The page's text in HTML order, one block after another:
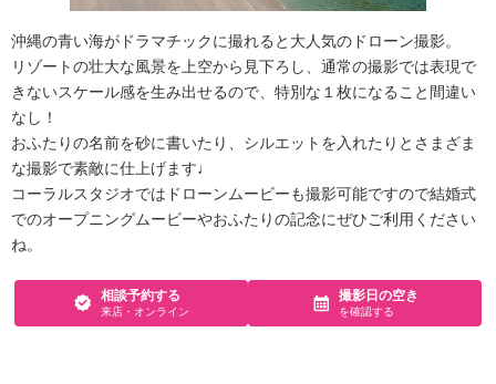
沖縄の青い海がドラマチックに撮れると大人気のドローン撮影。
リゾートの壮大な風景を上空から見下ろし、通常の撮影では表現で
きないスケール感を生み出せるので、特別な１枚になること間違い
なし！
おふたりの名前を砂に書いたり、シルエットを入れたりとさまざま
な撮影で素敵に仕上げます♩
コーラルスタジオではドローンムービーも撮影可能ですので結婚式
でのオープニングムービーやおふたりの記念にぜひご利用ください
ね。
相談予約する
来店・オンライン
撮影日の空き
を確認する